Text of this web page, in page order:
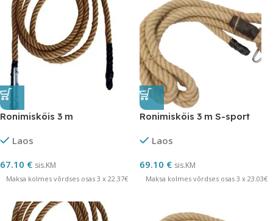
Ronimisköis 3 m
Laos
67.10 € sis.KM
Maksa kolmes võrdses osas 3 x 22.37€
Ronimisköis 3 m S-sport
Laos
69.10 € sis.KM
Maksa kolmes võrdses osas 3 x 23.03€